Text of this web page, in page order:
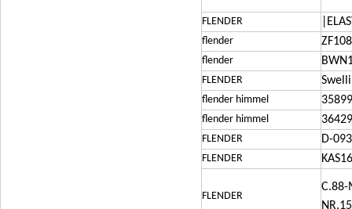
FLENDER
flender
flender
FLENDER
flender himmel
flender himmel
FLENDER D-
FLENDER
FLENDER
C.88-